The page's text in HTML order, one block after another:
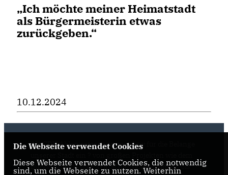
Ich möchte meiner Heimatstadt
als Bürgermeisterin etwas
zurückgeben.“
10.12.2024
Als CDU Ahlen setzen wir uns aktiv für die Belange
Bürgercampus über Wirtschaftsansiedlungen bis
Die Webseite verwendet Cookies
Diese Webseite verwendet Cookies, die notwendig
sind, um die Webseite zu nutzen. Weiterhin